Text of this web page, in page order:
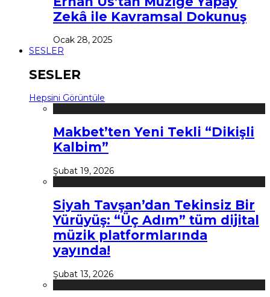
Zekâ ile Kavramsal Dokunuş
Ocak 28, 2025
SESLER
SESLER
Hepsini Görüntüle
Makbet’ten Yeni Tekli “Dikişli
Kalbim”
Şubat 19, 2026
Siyah Tavşan’dan Tekinsiz Bir
Yürüyüş: “Üç Adım” tüm dijital
müzik platformlarında
yayında!
Şubat 13, 2026